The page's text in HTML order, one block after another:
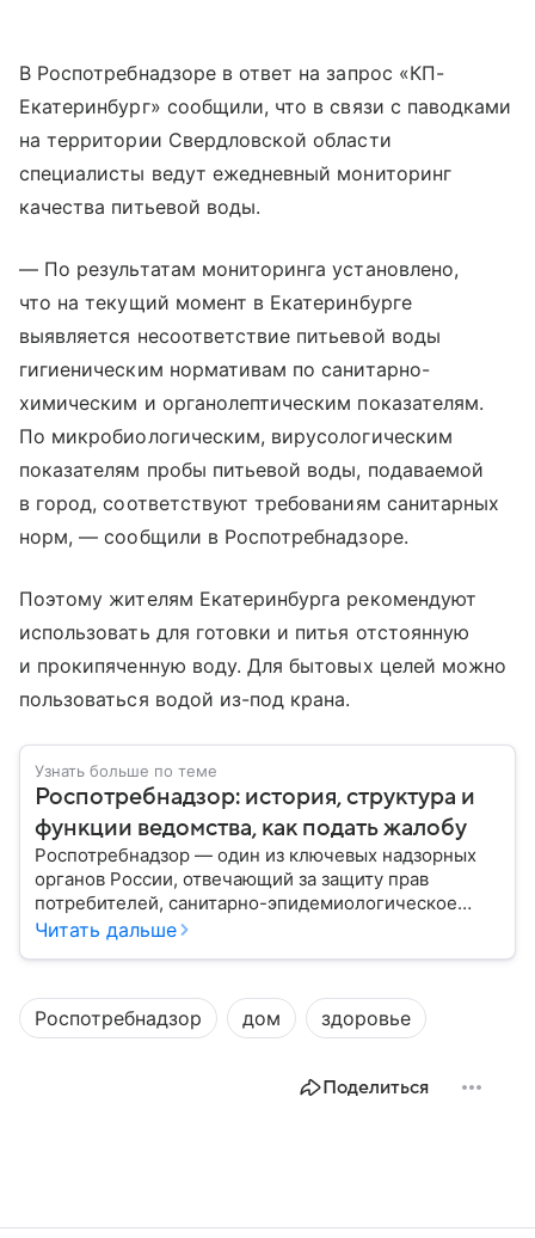
В Роспотребнадзоре в ответ на запрос «КП-
Екатеринбург» сообщили, что в связи с паводками
на территории Свердловской области
специалисты ведут ежедневный мониторинг
качества питьевой воды.
— По результатам мониторинга установлено,
что на текущий момент в Екатеринбурге
выявляется несоответствие питьевой воды
гигиеническим нормативам по санитарно-
химическим и органолептическим показателям.
По микробиологическим, вирусологическим
показателям пробы питьевой воды, подаваемой
в город, соответствуют требованиям санитарных
норм, — сообщили в Роспотребнадзоре.
Поэтому жителям Екатеринбурга рекомендуют
использовать для готовки и питья отстоянную
и прокипяченную воду. Для бытовых целей можно
пользоваться водой из-под крана.
Узнать больше по теме
Роспотребнадзор: история, структура и
функции ведомства, как подать жалобу
Роспотребнадзор — один из ключевых надзорных
органов России, отвечающий за защиту прав
потребителей, санитарно-эпидемиологическое
благополучие населения и контроль соблюдения
руководит им сегодня.
Читать дальше
Роспотребнадзор дом здоровье
Поделиться